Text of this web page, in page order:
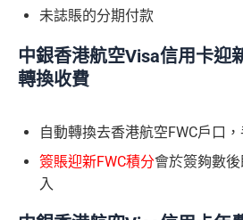
未誌賬的分期付款
中銀香港航空Visa信用卡迎
轉換收費
自動轉換去香港航空FWC戶口
簽賬迎新FWC積分會於簽夠數
入